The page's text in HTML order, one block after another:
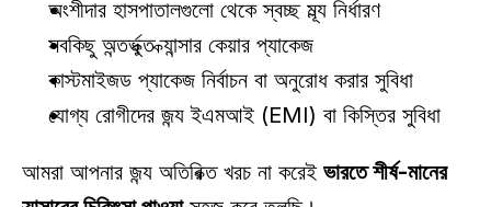
অংশীদার হাসপাতালগুলো থেকে স্বচ্ছ মূল্য নির্ধারণ
সবকিছু অন্তর্ভুক্ত ক্যান্সার কেয়ার প্যাকেজ
কাস্টমাইজড প্যাকেজ নির্বাচন বা অনুরোধ করার সুবিধা
যোগ্য রোগীদের জন্য ইএমআই (EMI) বা কিস্তির সুবিধা
আমরা আপনার জন্য অতিরিক্ত খরচ না করেই ভারতে শীর্ষ-মানের